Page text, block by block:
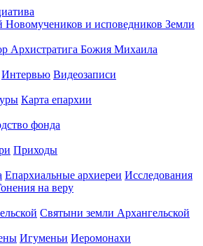
Интервью Видеозаписи
Карта епархии
фонда
Приходы
Епархиальные архиереи Исследования
на веру
Святыни земли Архангельской
Игуменьи Иеромонахи